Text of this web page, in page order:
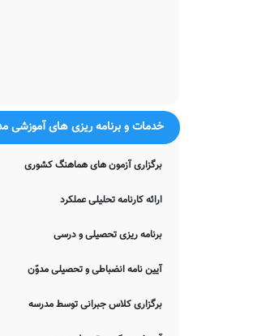
همچنین خدمات فوق برنامه دیگری
های آمادگی آزمون تیزهوشان، آموزش
شما می توانید جهت کسب اطلاع بیشتر
لذا جهت کسب اطلاعات بیشتر در خصوص
می توانید با معاونت اجرایی مدرسه
آزمایشگاه ها
بدیهی است که وجود آزمایشگاه های
اغلب مدارس ایران از وجود آکادمی
فرانسوی، عربی، و... رنج می برند. این
امکانات جانبی
شامل خدمات برگزاری اردوهای فرهنگی
خدمات و برنامه ریزی های آموزشی
برگزاری آزمون های هماهنگ کشوری
ارائه کارنامه تحلیلی عملکرد
برنامه ریزی تحصیلی و درسی
آیین نامه انضباطی و تحصیلی مدوّن
برگزاری کلاس جبرانی توسط مدرسه